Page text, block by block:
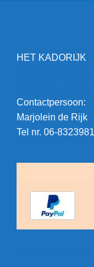
HET KADORIJK
Contactpersoon:
Marjolein de Rijk
Tel nr. 06-